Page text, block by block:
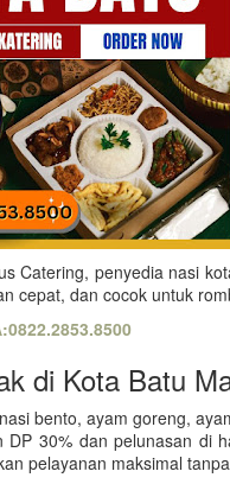
Catering, penyedia nasi
cepat, dan cocok untuk
di Kota Batu
bento, ayam goreng,
30% dan pelunasan di
pelayanan maksimal